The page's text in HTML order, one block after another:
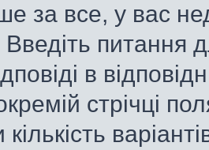
за все, у вас
питання
в
стрічці